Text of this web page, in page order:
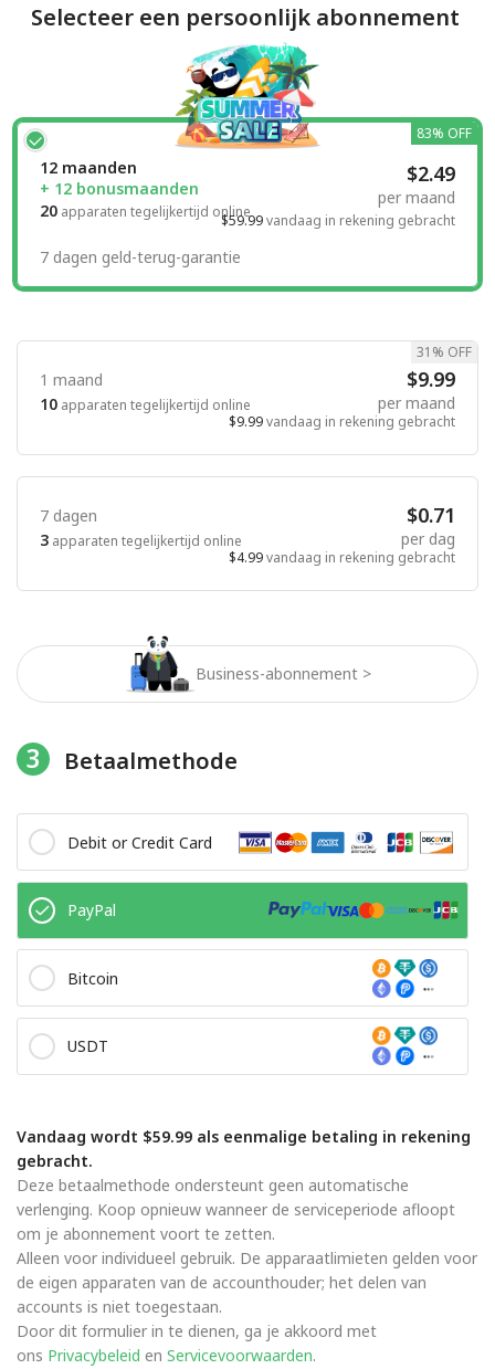
Selecteer een persoonlijk abonnement
Business-abonnement >
12 maanden
+ 12 bonusmaanden
20 apparaten tegelijkertijd online
$2.49
per maand
$59.99vandaag in rekening gebracht
83% OFF
7 dagen geld-terug-garantie
1 maand
10 apparaten tegelijkertijd online
$9.99
per maand
$9.99vandaag in rekening gebracht
31% OFF
7 dagen
3 apparaten tegelijkertijd online
$0.71
per dag
$4.99vandaag in rekening gebracht
3 Betaalmethode
Debit or Credit Card
PayPal
Bitcoin
USDT
Vandaag wordt $59.99 als eenmalige betaling in rekening
gebracht.
Deze betaalmethode ondersteunt geen automatische
verlenging. Koop opnieuw wanneer de serviceperiode afloopt
om je abonnement voort te zetten.
Alleen voor individueel gebruik. De apparaatlimieten gelden voor
de eigen apparaten van de accounthouder; het delen van
accounts is niet toegestaan.
Door dit formulier in te dienen, ga je akkoord met
ons Privacybeleid en Servicevoorwaarden.